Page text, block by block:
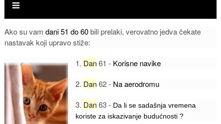
Ako su vam dani 51 do 60bili prelaki, verovatno jedva čekate
nastavak koji upravo stiže:
1. Dan61 - Korisne navike
2. Dan62 - Na aerodromu
3. Dan63 - Da li se sadašnja vremena
koriste za iskazivanje budućnosti ?